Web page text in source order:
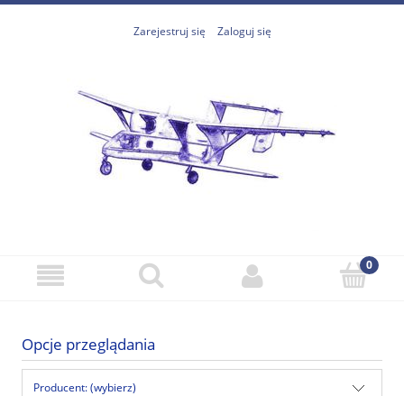
Zarejestruj się Zaloguj się
Opcje przeglądania
Producent: (wybierz)